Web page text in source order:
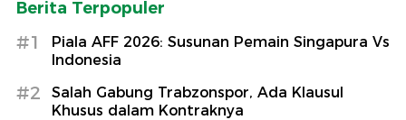
Berita Terpopuler
#1
Piala AFF 2026: Susunan Pemain Singapura Vs
Indonesia
#2
Salah Gabung Trabzonspor, Ada Klausul
Khusus dalam Kontraknya